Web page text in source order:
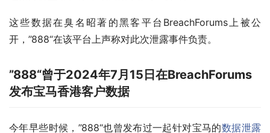
这些数据在臭名昭著的黑客平台BreachForums上被公
开，”888“在该平台上声称对此次泄露事件负责。
”888“曾于2024年7月15日在BreachForums
发布宝马香港客户数据
今年早些时候，”888“也曾发布过一起针对宝马的数据泄露